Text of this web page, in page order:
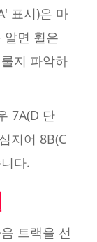
표시)은 마
알면 휠은
지 파악하
7A(D 단
지어 8B(C
다.
트랙을 선